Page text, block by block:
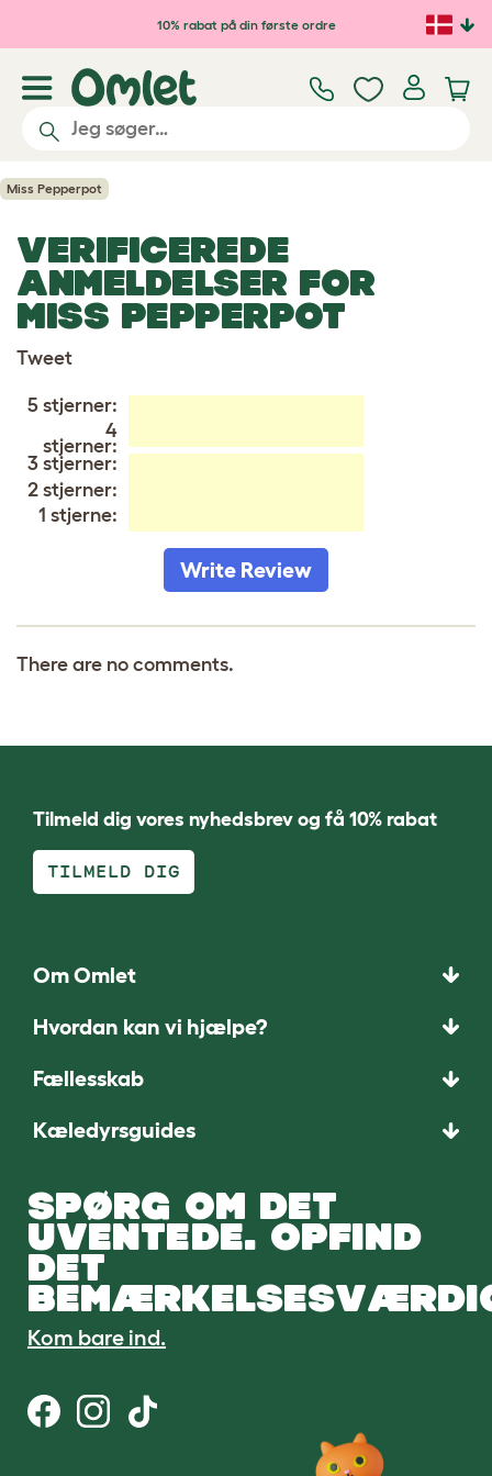
Gå til hovedindhold10% rabat på din første ordre
Miss Pepperpot
VERIFICEREDE
ANMELDELSER FOR
MISS PEPPERPOT
Tweet
5 stjerner:
4
stjerner:
3 stjerner:
2 stjerner:
1 stjerne:
Write Review
There are no comments.
Tilmeld dig vores nyhedsbrev og få 10% rabat
TILMELD DIG
Om Omlet
Hvordan kan vi hjælpe?
Fællesskab
Kæledyrsguides
SPØRG OM DET
UVENTEDE. OPFIND
DET
Kom bare ind.